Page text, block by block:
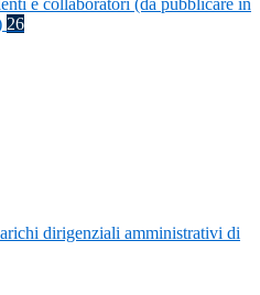
e collaboratori (da pubblicare in
26
dirigenziali amministrativi di